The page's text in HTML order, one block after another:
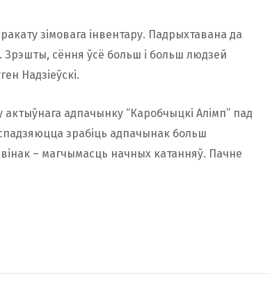
зімовага інвентару. Падрыхтавана да
Зрэшты, сёння ўсё больш і больш людзей
Надзіеўскі.
адпачынку “Каробчыцкі Алімп” пад
спадзяюцца зрабіць адпачынак больш
– магчымасць начных катанняў. Пачне